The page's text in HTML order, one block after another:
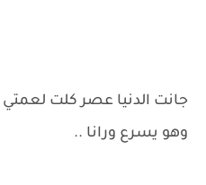
جانت الدنيا عصر كلت
وهو يسرع ورانا ..